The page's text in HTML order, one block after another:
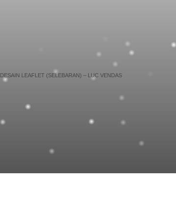
DESAIN LEAFLET (SELEBARAN) – LUC VENDAS